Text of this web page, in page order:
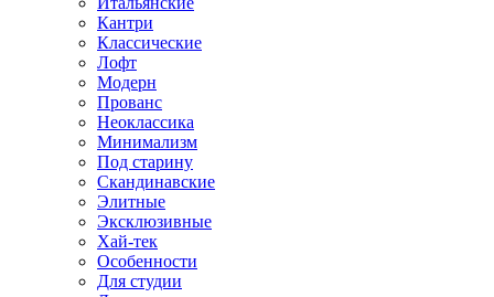
Кантри
Классические
Лофт
Модерн
Прованс
Неоклассика
Минимализм
Под старину
Скандинавские
Элитные
Эксклюзивные
Хай-тек
Особенности
Для студии